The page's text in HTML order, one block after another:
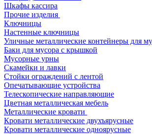
Шкафы кассира
Прочие изделия
Ключницы
Настенные ключницы
Уличные металлические контейнеры для
Баки для мусора с крышкой
Мусорные урны
Скамейки и лавки
Стойки ограждений с лентой
Опечатывающие устройства
Телескопические направляющие
Цветная металлическая мебель
Металлические кровати
Кровати металлические двухъярусные
Кровати металлические одноярусные